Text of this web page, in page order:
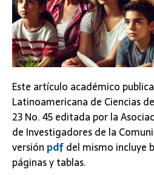
Este artículo académico
Latinoamericana de Ciencias
23 No. 45 editada por la
de Investigadores de la
versión pdfdel mismo incluye
páginas y tablas.